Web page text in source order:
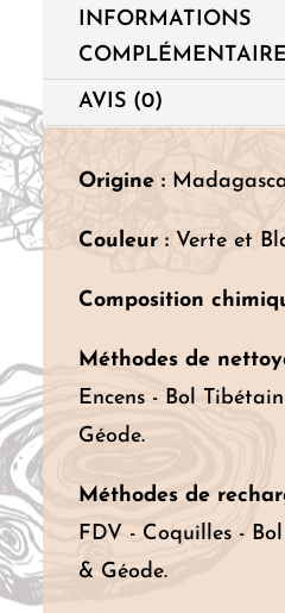
INFORMATIONS
AVIS (0)
Origine :
Couleur :Verte et
Composition
Méthodes de
Encens - Bol
Géode.
Méthodes de
FDV - Coquilles -
& Géode.